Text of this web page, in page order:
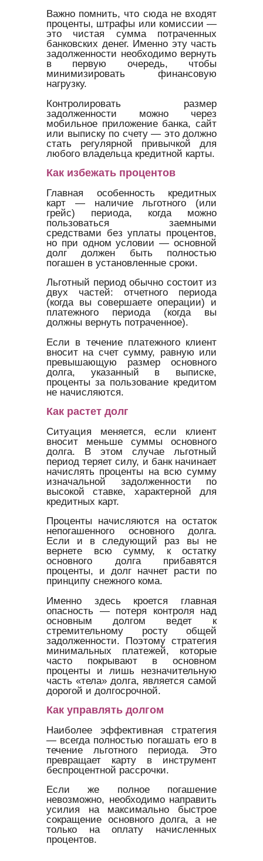
Важно помнить, что сюда не входят
проценты, штрафы или комиссии —
это чистая сумма потраченных
банковских денег. Именно эту часть
задолженности необходимо вернуть
в первую очередь, чтобы
минимизировать финансовую
нагрузку.
Контролировать размер
задолженности можно через
мобильное приложение банка, сайт
или выписку по счету — это должно
стать регулярной привычкой для
любого владельца кредитной карты.
Как избежать процентов
Главная особенность кредитных
карт — наличие льготного (или
грейс) периода, когда можно
пользоваться заемными
средствами без уплаты процентов,
но при одном условии — основной
долг должен быть полностью
погашен в установленные сроки.
Льготный период обычно состоит из
двух частей: отчетного периода
(когда вы совершаете операции) и
платежного периода (когда вы
должны вернуть потраченное).
Если в течение платежного клиент
вносит на счет сумму, равную или
превышающую размер основного
долга, указанный в выписке,
проценты за пользование кредитом
не начисляются.
Как растет долг
Ситуация меняется, если клиент
вносит меньше суммы основного
долга. В этом случае льготный
период теряет силу, и банк начинает
начислять проценты на всю сумму
изначальной задолженности по
высокой ставке, характерной для
кредитных карт.
Проценты начисляются на остаток
непогашенного основного долга.
Если и в следующий раз вы не
вернете всю сумму, к остатку
основного долга прибавятся
проценты, и долг начнет расти по
принципу снежного кома.
Именно здесь кроется главная
опасность — потеря контроля над
основным долгом ведет к
стремительному росту общей
задолженности. Поэтому стратегия
минимальных платежей, которые
часто покрывают в основном
проценты и лишь незначительную
часть «тела» долга, является самой
дорогой и долгосрочной.
Как управлять долгом
Наиболее эффективная стратегия
— всегда полностью погашать его в
течение льготного периода. Это
превращает карту в инструмент
беспроцентной рассрочки.
Если же полное погашение
невозможно, необходимо направить
усилия на максимально быстрое
сокращение основного долга, а не
только на оплату начисленных
процентов.